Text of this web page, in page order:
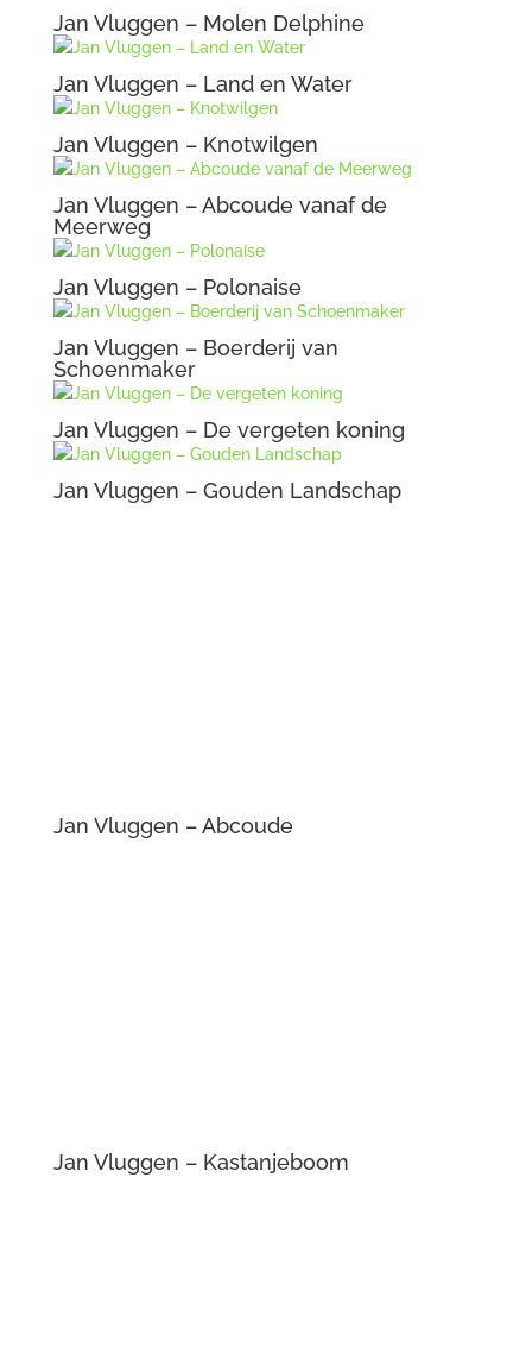
Jan Vluggen – Molen Delphine
Jan Vluggen – Land en Water
Jan Vluggen – Knotwilgen
Jan Vluggen – Abcoude vanaf de
Meerweg
Jan Vluggen – Polonaise
Jan Vluggen – Boerderij van
Schoenmaker
Jan Vluggen – De vergeten koning
Jan Vluggen – Gouden Landschap